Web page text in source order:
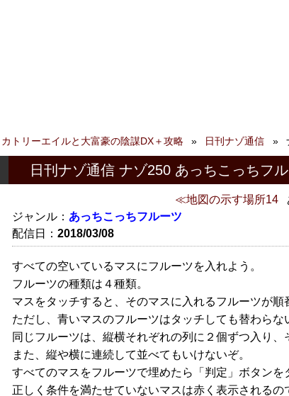
カトリーエイルと大富豪の陰謀DX＋攻略 日刊ナゾ通信
日刊ナゾ通信 ナゾ250 あっちこっちフ
地図の示す場所14
ジャンル： あっちこっちフルーツ
配信日： 2018/03/08
すべての空いているマスにフルーツを入れよう。
フルーツの種類は４種類。
マスをタッチすると、そのマスに入れるフルーツが順
ただし、青いマスのフルーツはタッチしても替わらな
同じフルーツは、縦横それぞれの列に２個ずつ入り、
また、縦や横に連続して並べてもいけないぞ。
すべてのマスをフルーツで埋めたら「判定」ボタンを
正しく条件を満たせていないマスは赤く表示されるの